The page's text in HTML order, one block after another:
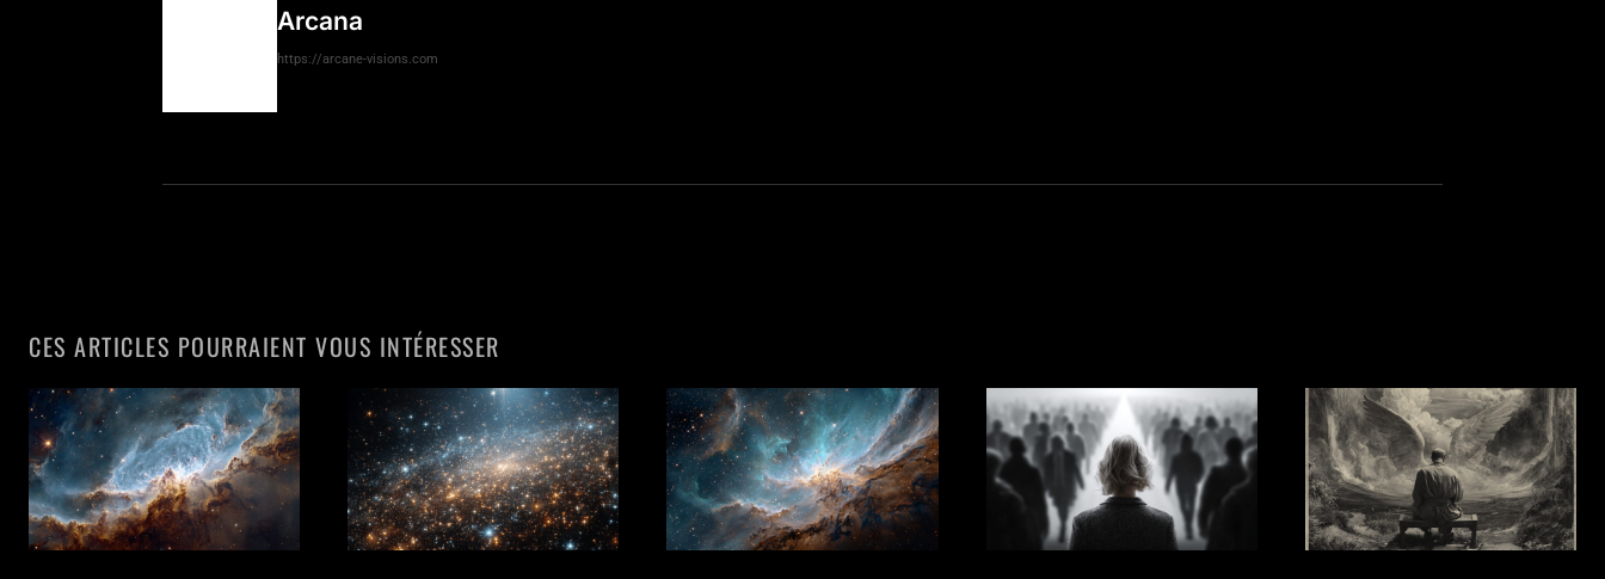
Arcana
https://arcane-visions.com
CES ARTICLES POURRAIENT VOUS INTÉRESSER